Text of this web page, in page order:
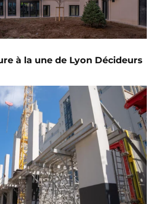
à la une de Lyon Décideurs